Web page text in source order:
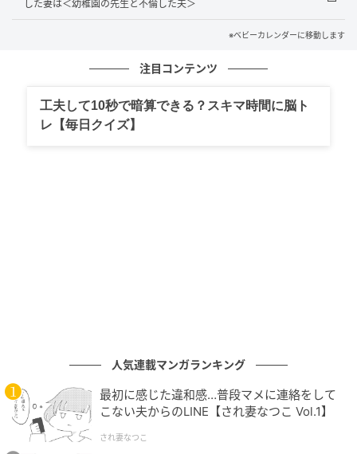
隣人への違和感、そして夫への不信感
ベランダで洗濯物を干していたとき、隣から奥さんが
んの泣き声がずっと続いていました。そして、電話が
終わったあとも、泣き声は止まなかったのです。
マートフォンをずっと見ていました。私の話をしっか
り聞いてくれることはほとんどなく、返ってくるのは
生返事ばかり。
した妻は＜幼稚園の先生と不倫した夫＞
※ベビーカレンダーに移動します
注目コンテンツ
工夫して10秒で暗算できる？スキマ時間に脳ト
レ【毎日クイズ】
人気連載マンガランキング
最初に感じた違和感…普段マメに連絡をして
こない夫からのLINE【され妻なつこ Vol.1】
され妻なつこ